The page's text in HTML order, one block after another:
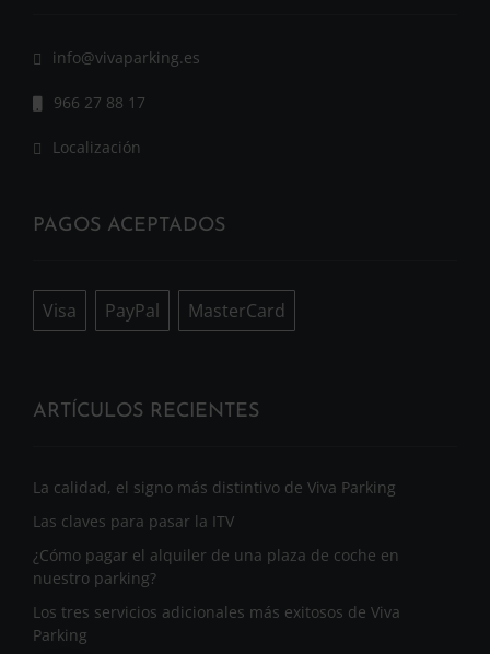
info@vivaparking.es
966 27 88 17
Localización
PAGOS ACEPTADOS
Visa PayPal MasterCard
ARTÍCULOS RECIENTES
La calidad, el signo más distintivo de Viva Parking
Las claves para pasar la ITV
¿Cómo pagar el alquiler de una plaza de coche en
nuestro parking?
Los tres servicios adicionales más exitosos de Viva
Parking